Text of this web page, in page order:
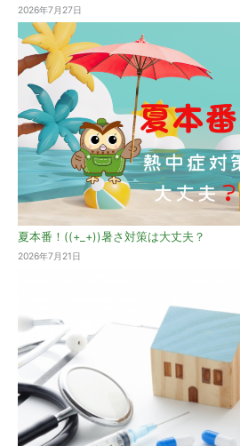
2026年7月27日
夏本番！((+_+))暑さ対策は大丈夫？
2026年7月21日